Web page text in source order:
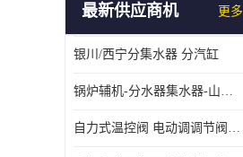
最新供应商机 更多
银川/西宁分集水器 分汽缸
锅炉辅机-分水器集水器-山东龙源供热设备
自力式温控阀 电动调调节阀温控阀-济南张夏水暖设备